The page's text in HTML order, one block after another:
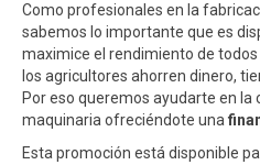
Como profesionales en la
sabemos lo importante que es
maximice el rendimiento de
los agricultores ahorren dinero,
Por eso queremos ayudarte en la
maquinaria ofreciéndote una
Esta promoción está disponible